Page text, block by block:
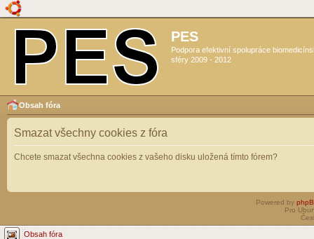
PES
Podpora efektivní spolupráce
sféry 2009 - 2012
Obsah fóra
Smazat všechny cookies z fóra
Chcete smazat všechna cookies z vašeho disku uložená tímto fórem?
Powered by
Pro
Obsah fóra